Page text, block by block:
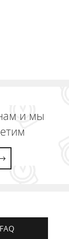
и мы
FAQ